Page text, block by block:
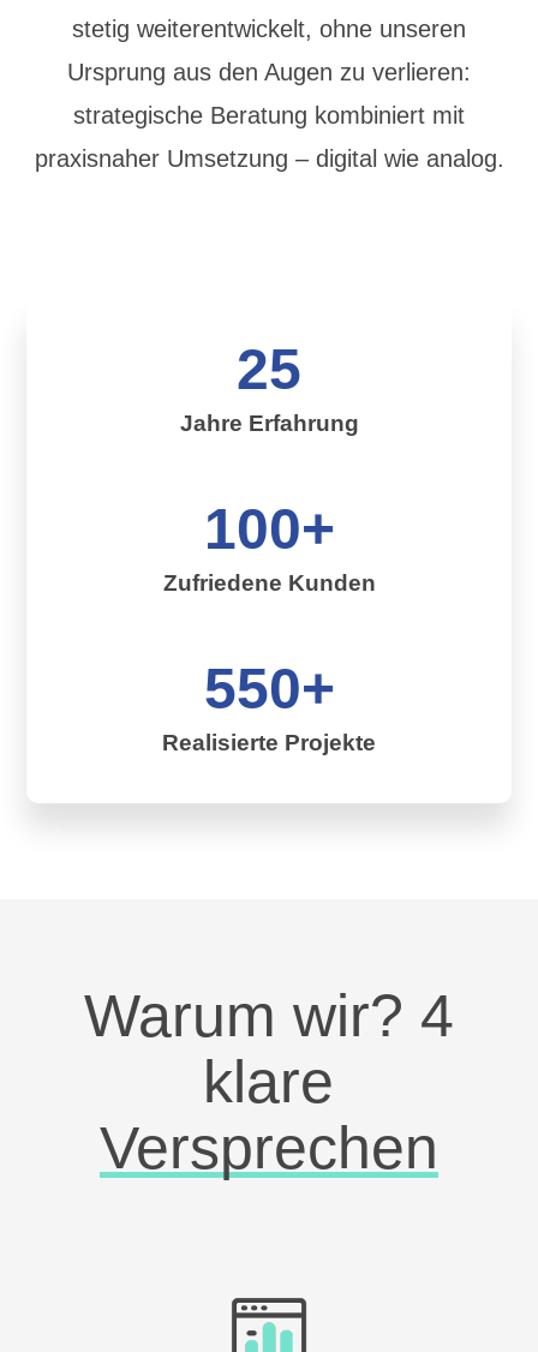
stetig weiterentwickelt, ohne unseren
Ursprung aus den Augen zu verlieren:
strategische Beratung kombiniert mit
praxisnaher Umsetzung – digital wie analog.
25
Jahre Erfahrung
100+
Zufriedene Kunden
550+
Realisierte Projekte
Warum wir? 4
klare
Versprechen